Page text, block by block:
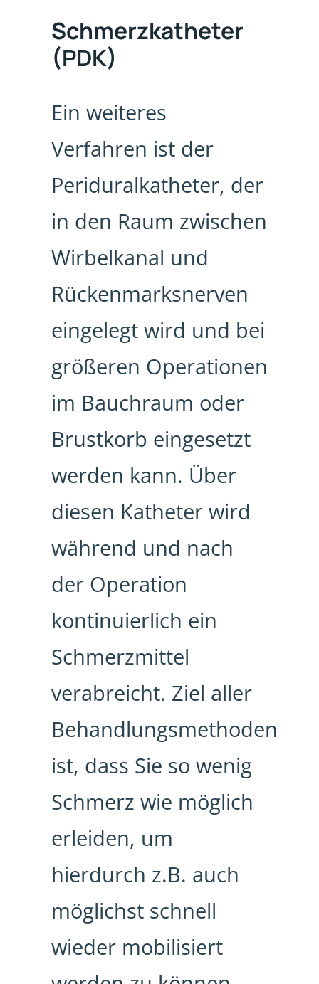
Schmerzkatheter
(PDK)
Ein weiteres
Verfahren ist der
Periduralkatheter, der
in den Raum zwischen
Wirbelkanal und
Rückenmarksnerven
eingelegt wird und bei
größeren Operationen
im Bauchraum oder
Brustkorb eingesetzt
werden kann. Über
diesen Katheter wird
während und nach
der Operation
kontinuierlich ein
Schmerzmittel
verabreicht. Ziel aller
Behandlungsmethoden
ist, dass Sie so wenig
Schmerz wie möglich
erleiden, um
hierdurch z.B. auch
möglichst schnell
wieder mobilisiert